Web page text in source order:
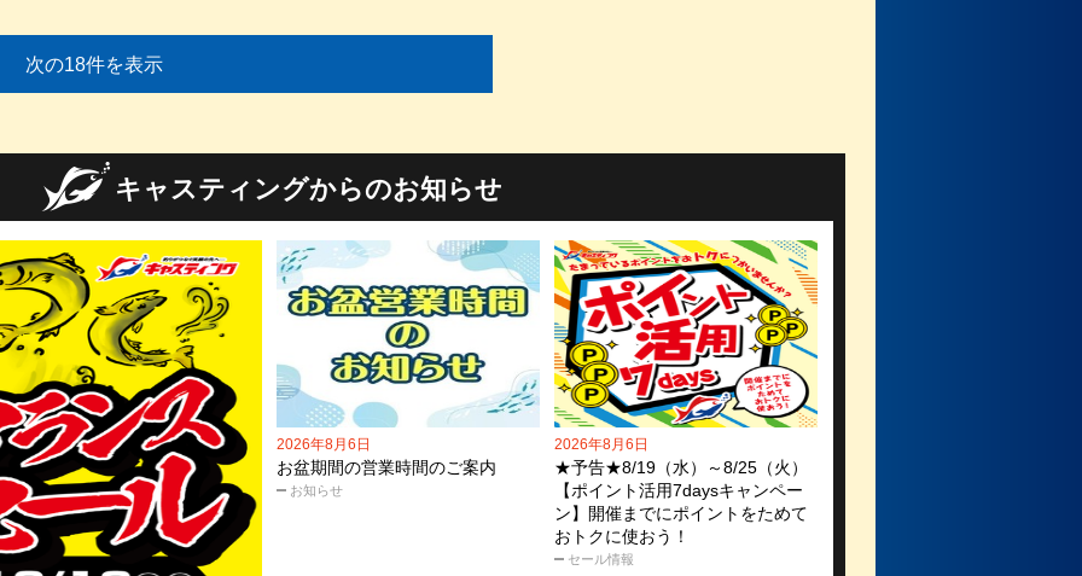
次の18件を表示
キャスティングからのお知らせ
2026年8月6日
お知らせ
お盆期間の営業時間のご案内
2026年8月6日
セール情報
★予告★8/19（水）～8/25（火）
【ポイント活用7daysキャンペー
ン】開催までにポイントをためて
おトクに使おう！